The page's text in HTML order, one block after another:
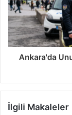
Ankara'da
İlgili Makaleler